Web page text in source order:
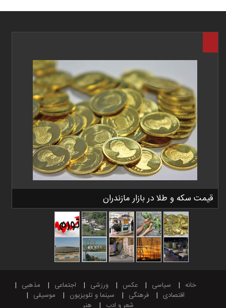
قیمت سکه و طلا در بازار مازندران
خانه سیاسی عکس ورزشی اجتماعی
مذهبی
اقتصادی
فرهنگی سینما و تلویزیون
موسیقی
شعر و ادب
هنر